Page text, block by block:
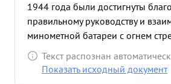
1944 года были достигнуты
правильному руководству и
минометной батареи с огнем
подразделении. В этом бою от
мм минометов было уничтожено
Текст распознан
Показать исходный документ